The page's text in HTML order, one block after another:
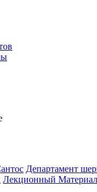
Департамент
Лекционный Материал